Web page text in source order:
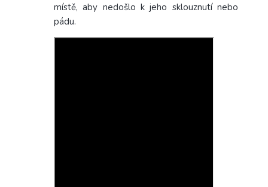
místě, aby nedošlo k jeho sklouznutí nebo
pádu.